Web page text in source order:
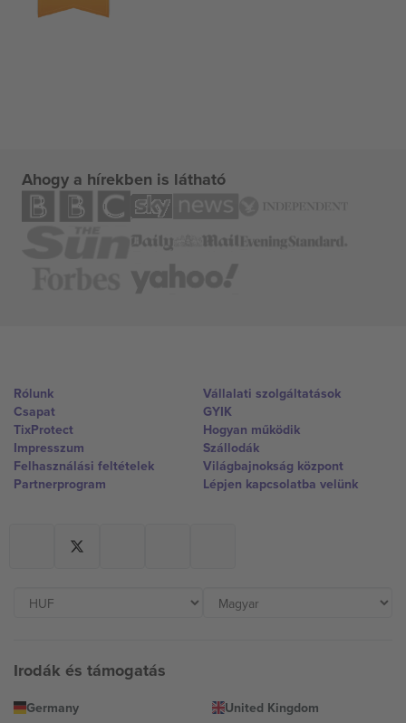
Ahogy a hírekben is látható
Rólunk
Csapat
TixProtect
Impresszum
Felhasználási feltételek
Partnerprogram
Vállalati szolgáltatások
GYIK
Hogyan működik
Szállodák
Világbajnokság központ
Lépjen kapcsolatba velünk
Irodák és támogatás
Germany
United Kingdom